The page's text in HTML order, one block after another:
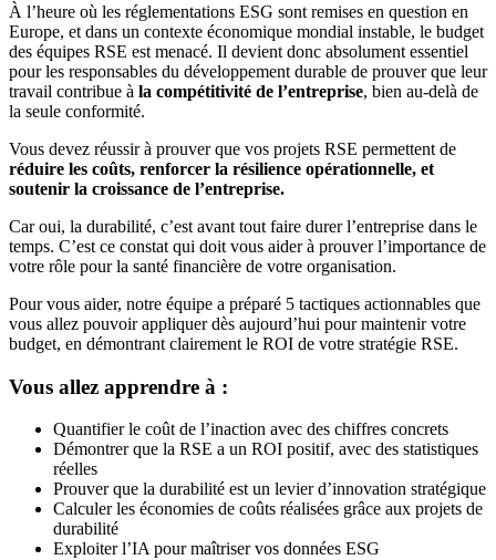
À l’heure où les réglementations ESG sont remises en question en
Europe, et dans un contexte économique mondial instable, le budget
des équipes RSE est menacé. Il devient donc absolument essentiel
pour les responsables du développement durable de prouver que leur
travail contribue à la compétitivité de l’entreprise, bien au-delà de
la seule conformité.
Vous devez réussir à prouver que vos projets RSE permettent de
réduire les coûts, renforcer la résilience opérationnelle, et
soutenir la croissance de l’entreprise.
Car oui, la durabilité, c’est avant tout faire durer l’entreprise dans le
temps. C’est ce constat qui doit vous aider à prouver l’importance de
votre rôle pour la santé financière de votre organisation.
Pour vous aider, notre équipe a préparé 5 tactiques actionnables que
vous allez pouvoir appliquer dès aujourd’hui pour maintenir votre
budget, en démontrant clairement le ROI de votre stratégie RSE.
Vous allez apprendre à :
Quantifier le coût de l’inaction avec des chiffres concrets
Démontrer que la RSE a un ROI positif, avec des statistiques
réelles
Prouver que la durabilité est un levier d’innovation stratégique
Calculer les économies de coûts réalisées grâce aux projets de
durabilité
Exploiter l’IA pour maîtriser vos données ESG